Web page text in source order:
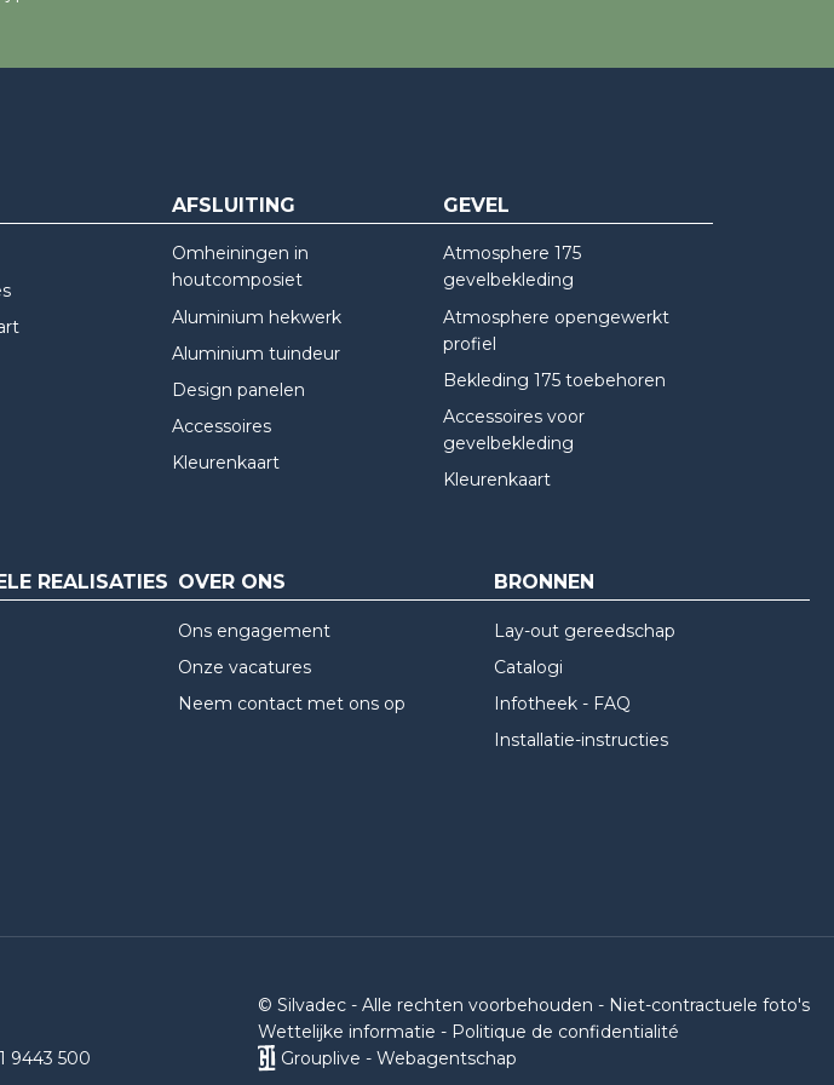
AFSLUITING
Omheiningen in
houtcomposiet
Aluminium hekwerk
Aluminium tuindeur
Design panelen
Accessoires
Kleurenkaart
GEVEL
Atmosphere 175
gevelbekleding
Atmosphere opengewerkt
profiel
Bekleding 175 toebehoren
Accessoires voor
gevelbekleding
Kleurenkaart
REALISATIES OVER ONS
Ons engagement
Onze vacatures
Neem contact met ons op
BRONNEN
Lay-out gereedschap
Catalogi
Infotheek - FAQ
Installatie-instructies
9443 500
© Silvadec - Alle rechten voorbehouden - Niet-contractuele foto's
Wettelijke informatie - Politique de confidentialité
Grouplive - Webagentschap